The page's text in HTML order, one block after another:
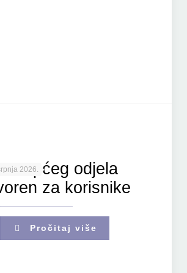
2026.
Općeg odjela
za korisnike
Pročitaj više